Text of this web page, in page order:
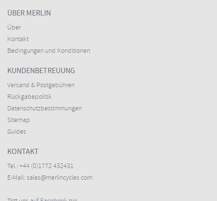
ÜBER MERLIN
Über
Kontakt
Bedingungen und Konditionen
KUNDENBETREUUNG
Versand & Postgebühren
Rückgabepolitik
Datenschutzbestimmungen
Sitemap
Guides
KONTAKT
Tel.: +44 (0)1772 432431
E-Mail: sales@merlincycles.com